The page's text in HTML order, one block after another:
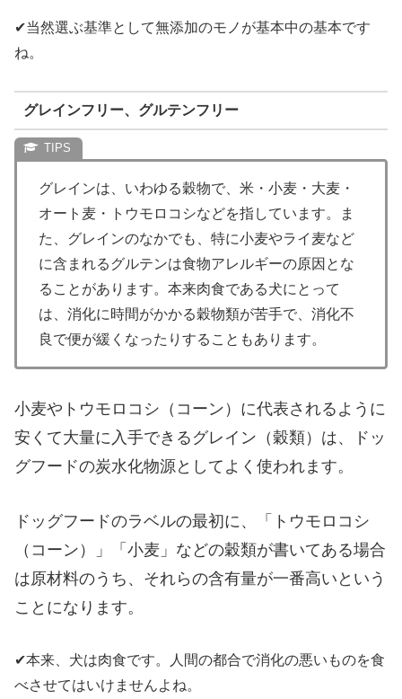
✔︎当然選ぶ基準として無添加のモノが基本中の基本です
ね。
グレインフリー、グルテンフリー
グレインは、いわゆる穀物で、米・小麦・大麦・
オート麦・トウモロコシなどを指しています。ま
た、グレインのなかでも、特に小麦やライ麦など
に含まれるグルテンは食物アレルギーの原因とな
ることがあります。本来肉食である犬にとって
は、消化に時間がかかる穀物類が苦手で、消化不
良で便が緩くなったりすることもあります。
小麦やトウモロコシ（コーン）に代表されるように
安くて大量に入手できるグレイン（穀類）は、ドッ
グフードの炭水化物源としてよく使われます。
ドッグフードのラベルの最初に、「トウモロコシ
（コーン）」「小麦」などの穀類が書いてある場合
は原材料のうち、それらの含有量が一番高いという
ことになります。
✔︎本来、犬は肉食です。人間の都合で消化の悪いものを食
べさせてはいけませんよね。